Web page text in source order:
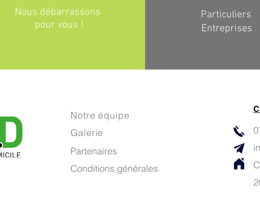
Notre équipe
Galerie
Partenaires
Conditions générales
Nous débarrassons
pour vous !
Particuliers
Entreprises